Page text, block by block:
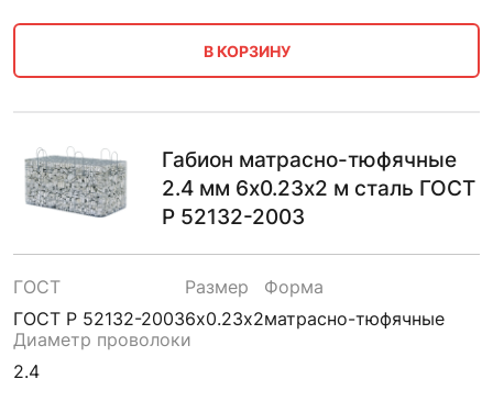
В КОРЗИНУ
Габион матрасно-тюфячные
2.4 мм 6х0.23х2 м сталь ГОСТ
Р 52132-2003
ГОСТ
ГОСТ Р 52132-2003
Размер
6х0.23х2
Форма
матрасно-тюфячные
Диаметр проволоки
2.4